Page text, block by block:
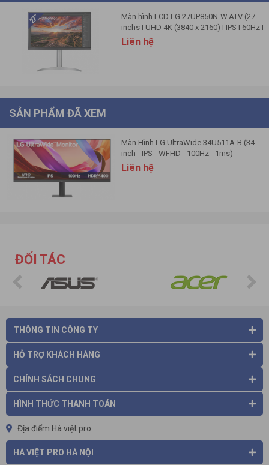
Kích thước
Dimension in Shiping (W x H x D) [mm]
910 x 200 x 461 mm
Dimension with Stand (W x H x D) [mm]
816.5 x 486.7 x 220.0 mm
7.6 kg
Weight without Stand [kg]
6.0 kg
Phụ kiện
Dây nguồn, Dây HDMI
Màn hình LCD LG 27UP850N-W.ATV (27
inchs I UHD 4K (3840 x 2160) I IPS I 60Hz I
5 ms I FreeSync)
Liên hệ
SẢN PHẨM ĐÃ XEM
Màn Hình LG UltraWide 34U511A-B (34
inch - IPS - WFHD - 100Hz - 1ms)
Liên hệ
ĐỐI TÁC
THÔNG TIN CÔNG TY
HỖ TRỢ KHÁCH HÀNG
CHÍNH SÁCH CHUNG
HÌNH THỨC THANH TOÁN
Địa điểm Hà việt pro
HÀ VIỆT PRO HÀ NỘI